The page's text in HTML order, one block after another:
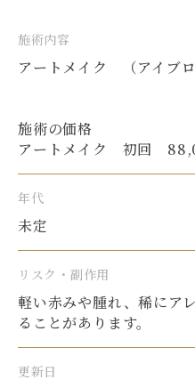
施術内容
アートメイク （アイブロ
施術の価格
アートメイク 初回
年代
未定
リスク・副作用
軽い赤みや腫れ、稀にア
ることがあります。
更新日